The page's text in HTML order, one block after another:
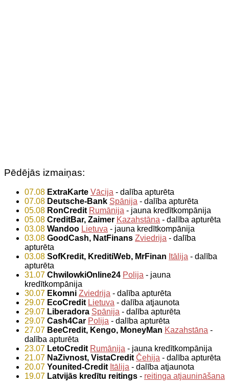
Pēdējās izmaiņas:
07.08 ExtraKarte Vācija - dalība apturēta
07.08 Deutsche-Bank Spānija - dalība apturēta
05.08 RonCredit Rumānija - jauna kredītkompānija
05.08 CreditBar, Zaimer Kazahstāna - dalība apturēta
03.08 Wandoo Lietuva - jauna kredītkompānija
03.08 GoodCash, NatFinans Zviedrija - dalība
apturēta
03.08 SofKredit, KreditiWeb, MrFinan Itālija - dalība
apturēta
31.07 ChwilowkiOnline24 Polija - jauna
kredītkompānija
30.07 Ekomni Zviedrija - dalība apturēta
29.07 EcoCredit Lietuva - dalība atjaunota
29.07 Liberadora Spānija - dalība apturēta
29.07 Cash4Car Polija - dalība apturēta
27.07 BeeCredit, Kengo, MoneyMan Kazahstāna -
dalība apturēta
23.07 LetoCredit Rumānija - jauna kredītkompānija
21.07 NaZivnost, VistaCredit Čehija - dalība apturēta
20.07 Younited-Credit Itālija - dalība atjaunota
19.07 Latvijās kredītu reitings - reitinga atjaunināšana